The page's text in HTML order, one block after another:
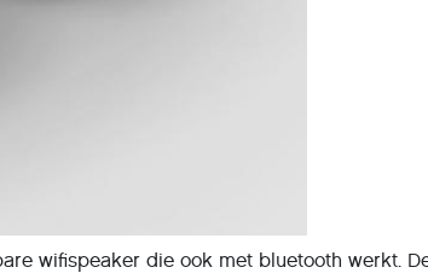
wifispeaker die ook met bluetooth werkt.